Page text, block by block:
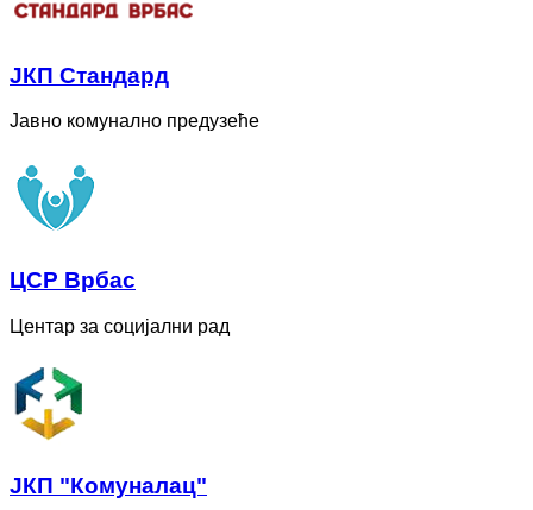
ЈКП Стандард
Јавно комунално предузеће
ЦСР Врбас
Центар за социјални рад
ЈКП "Комуналац"